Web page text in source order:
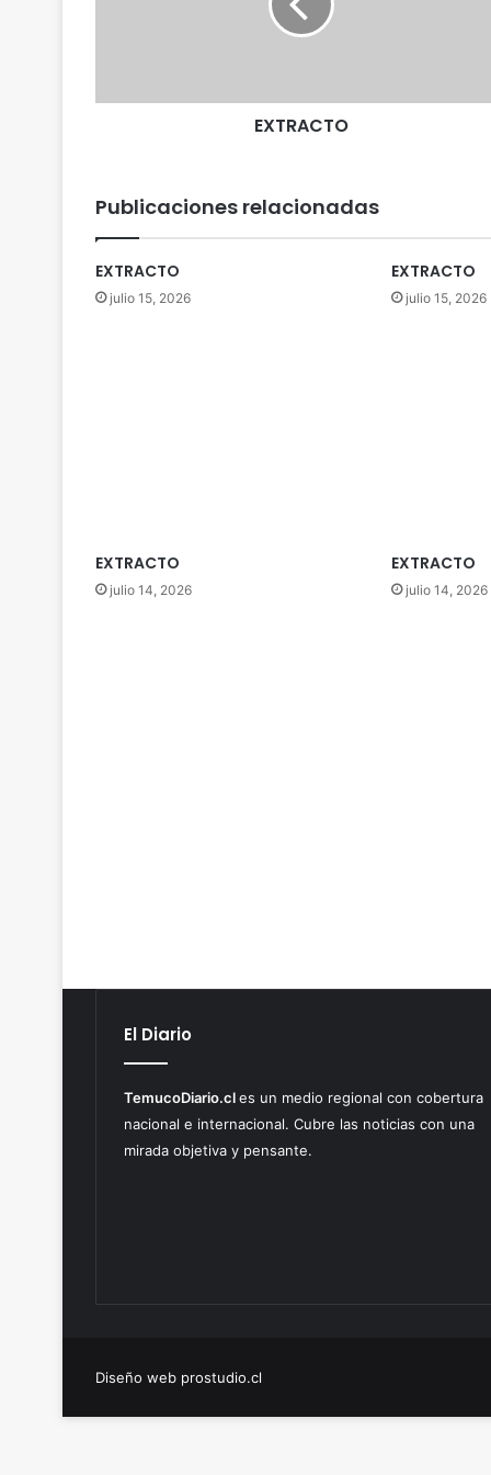
EXTRACTO
Publicaciones relacionadas
EXTRACTO
julio 15, 2026
EXTRACTO
julio 15, 2026
EXTRACTO
julio 14, 2026
EXTRACTO
julio 14, 2026
El Diario
TemucoDiario.cles un medio regional con cobertura
nacional e internacional. Cubre las noticias con una
mirada objetiva y pensante.
Diseño web prostudio.cl